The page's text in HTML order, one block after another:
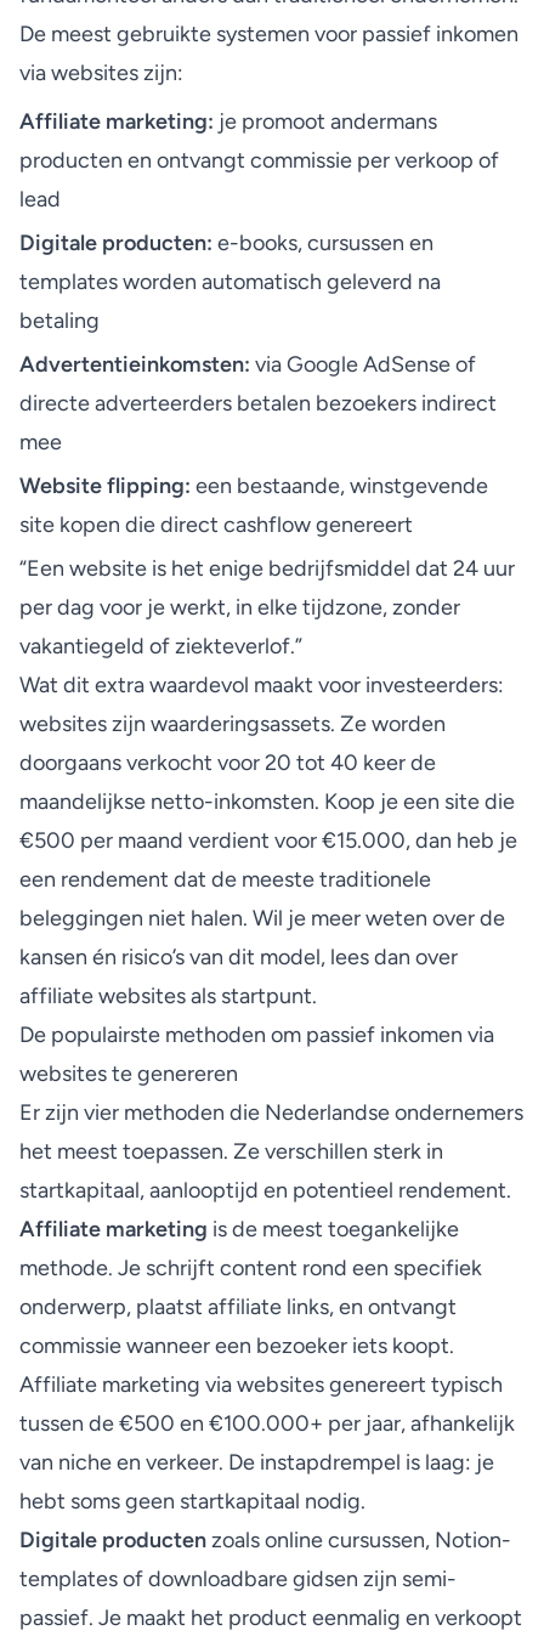
De meest gebruikte systemen voor passief inkomen
via websites zijn:
Affiliate marketing: je promoot andermans
producten en ontvangt commissie per verkoop of
lead
Digitale producten: e-books, cursussen en
templates worden automatisch geleverd na
betaling
Advertentieinkomsten: via Google AdSense of
directe adverteerders betalen bezoekers indirect
mee
Website flipping: een bestaande, winstgevende
site kopen die direct cashflow genereert
“Een website is het enige bedrijfsmiddel dat 24 uur
per dag voor je werkt, in elke tijdzone, zonder
vakantiegeld of ziekteverlof.”
Wat dit extra waardevol maakt voor investeerders:
websites zijn waarderingsassets. Ze worden
doorgaans verkocht voor 20 tot 40 keer de
maandelijkse netto-inkomsten. Koop je een site die
€500 per maand verdient voor €15.000, dan heb je
een rendement dat de meeste traditionele
beleggingen niet halen. Wil je meer weten over de
kansen én risico’s van dit model, lees dan over
affiliate websitesals startpunt.
De populairste methoden om passief inkomen via
websites te genereren
Er zijn vier methoden die Nederlandse ondernemers
het meest toepassen. Ze verschillen sterk in
startkapitaal, aanlooptijd en potentieel rendement.
Affiliate marketing is de meest toegankelijke
methode. Je schrijft content rond een specifiek
onderwerp, plaatst affiliate links, en ontvangt
commissie wanneer een bezoeker iets koopt.
Affiliate marketing via websites genereert typisch
tussen de €500 en €100.000+ per jaar, afhankelijk
van niche en verkeer. De instapdrempel is laag: je
hebt soms geen startkapitaal nodig.
Digitale productenzoals online cursussen, Notion-
templates of downloadbare gidsen zijn semi-
passief. Je maakt het product eenmalig en verkoopt